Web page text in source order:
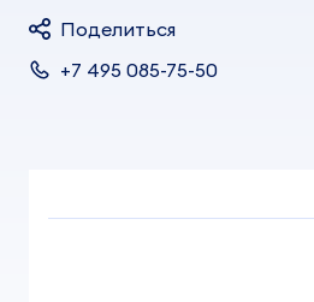
Поделиться
+7 495 085-75-50